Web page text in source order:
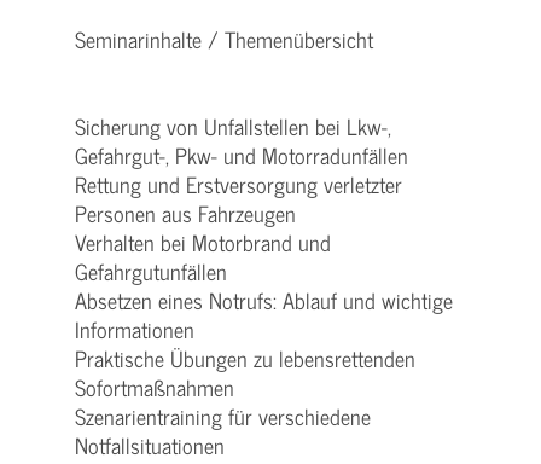
Seminarinhalte / Themenübersicht
Sicherung von Unfallstellen bei Lkw-,
Gefahrgut-, Pkw- und Motorradunfällen
Rettung und Erstversorgung verletzter
Personen aus Fahrzeugen
Verhalten bei Motorbrand und
Gefahrgutunfällen
Absetzen eines Notrufs: Ablauf und wichtige
Informationen
Praktische Übungen zu lebensrettenden
Sofortmaßnahmen
Szenarientraining für verschiedene
Notfallsituationen